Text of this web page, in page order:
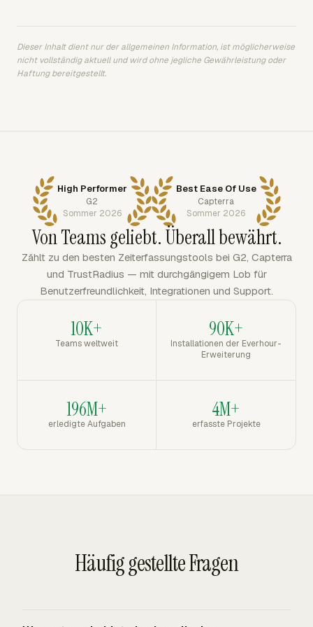
Dieser Inhalt dient nur der allgemeinen Information, ist möglicherweise
nicht vollständig aktuell und wird ohne jegliche Gewährleistung oder
Haftung bereitgestellt.
High Performer
G2
Sommer 2026
Best Ease Of Use
Capterra
Sommer 2026
Von Teams geliebt. Überall bewährt.
Zählt zu den besten Zeiterfassungstools bei G2, Capterra
und TrustRadius — mit durchgängigem Lob für
Benutzerfreundlichkeit, Integrationen und Support.
10K+
Teams weltweit
90K+
Installationen der Everhour-
Erweiterung
196M+
erledigte Aufgaben
4M+
erfasste Projekte
Häufig gestellte Fragen